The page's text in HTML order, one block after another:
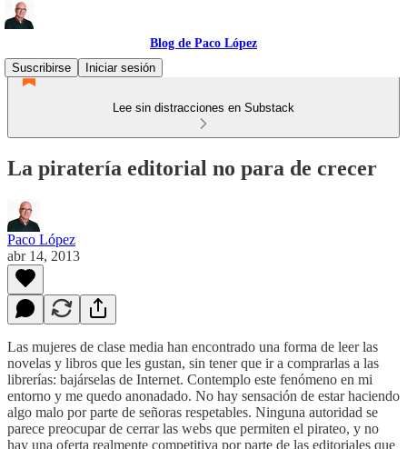
Blog de Paco López
Suscribirse
Iniciar sesión
Lee sin distracciones en Substack
La piratería editorial no para de crecer
Paco López
abr 14, 2013
Las mujeres de clase media han encontrado una forma de leer las
novelas y libros que les gustan, sin tener que ir a comprarlas a las
librerías: bajárselas de Internet. Contemplo este fenómeno en mi
entorno y me quedo anonadado. No hay sensación de estar haciendo
algo malo por parte de señoras respetables. Ninguna autoridad se
parece preocupar de cerrar las webs que permiten el pirateo, y no
hay una oferta realmente competitiva por parte de las editoriales que